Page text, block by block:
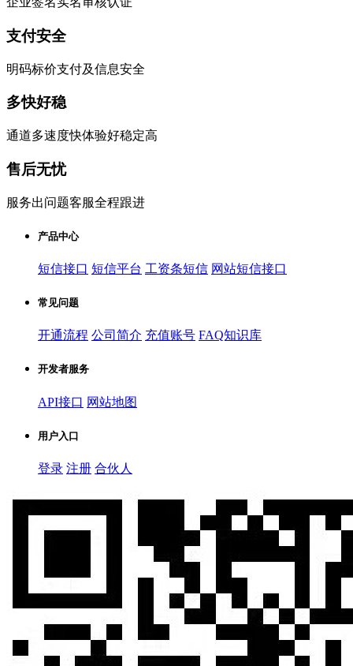
支付安全
明码标价支付及信息安全
多快好稳
通道多速度快体验好稳定高
售后无忧
服务出问题客服全程跟进
产品中心
短信接口 短信平台 工资条短信 网站短信接口
常见问题
开通流程 公司简介 充值账号 FAQ知识库
开发者服务
API接口 网站地图
用户入口
登录 注册 合伙人